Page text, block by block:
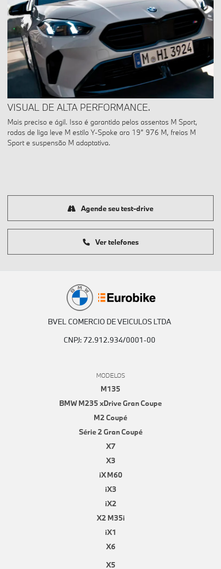
VISUAL DE ALTA PERFORMANCE.
Mais preciso e ágil. Isso é garantido pelos assentos M Sport,
rodas de liga leve M estilo Y-Spoke aro 19” 976 M, freios M
Sport e suspensão M adaptativa.
Ver telefones
Agende seu test-drive
BVEL COMERCIO DE VEICULOS LTDA
CNPJ: 72.912.934/0001-00
MODELOS
M135
BMW M235 xDrive Gran Coupe
M2 Coupé
Série 2 Gran Coupé
X7
X3
iX M60
iX3
iX2
X2 M35i
iX1
X6
X5